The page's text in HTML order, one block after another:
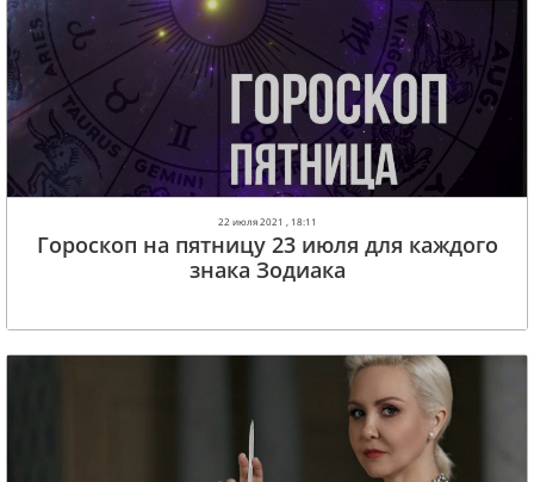
22 июля 2021 , 18:11
Гороскоп на пятницу 23 июля для каждого
знака Зодиака